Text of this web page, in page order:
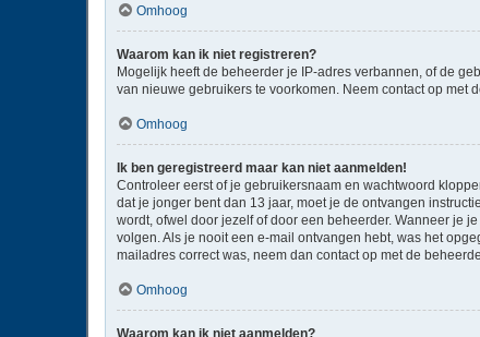
Omhoog
Waarom kan ik niet registreren?
Mogelijk heeft de beheerder je IP-adres verbannen, of de
van nieuwe gebruikers te voorkomen. Neem contact op met
Omhoog
Ik ben geregistreerd maar kan niet aanmelden!
Controleer eerst of je gebruikersnaam en wachtwoord
dat je jonger bent dan 13 jaar, moet je de ontvangen
wordt, ofwel door jezelf of door een beheerder. Wanneer je
volgen. Als je nooit een e-mail ontvangen hebt, was het
mailadres correct was, neem dan contact op met de
Omhoog
Waarom kan ik niet aanmelden?